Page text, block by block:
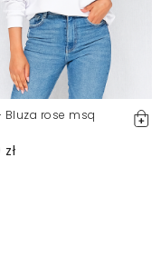
Bluza rose msq